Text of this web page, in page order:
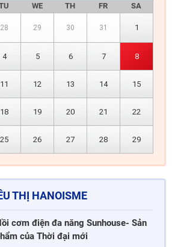
WE TH FR SA
28 29 30 31 1
4 5 6 7 8
11 12 13 14 15
18 19 20 21 22
25 26 27 28 29
THỊ HANOISME
cơm điện đa năng Sunhouse- Sản
của Thời đại mới